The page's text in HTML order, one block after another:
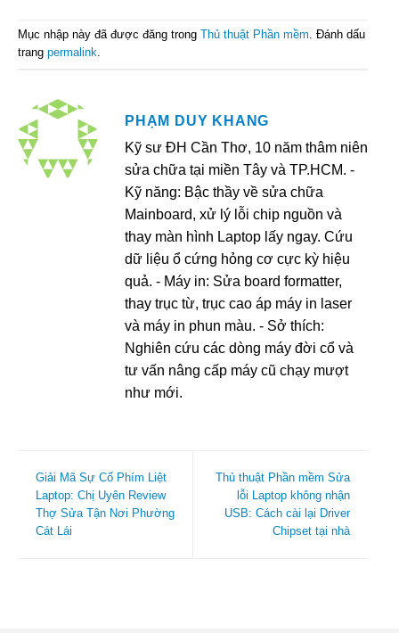
Mục nhập này đã được đăng trong Thủ thuật Phần mềm . Đánh dấu
trang permalink
PHẠM DUY KHANG
Kỹ sư ĐH Cần Thơ, 10 năm thâm niên
sửa chữa tại miền Tây và TP.HCM. -
Kỹ năng: Bậc thầy về sửa chữa
Mainboard, xử lý lỗi chip nguồn và
thay màn hình Laptop lấy ngay. Cứu
dữ liệu ổ cứng hỏng cơ cực kỳ hiệu
quả. - Máy in: Sửa board formatter,
thay trục từ, trục cao áp máy in laser
và máy in phun màu. - Sở thích:
Nghiên cứu các dòng máy đời cổ và
tư vấn nâng cấp máy cũ chạy mượt
như mới.
Giải Mã Sự Cố Phím Liệt
Laptop: Chị Uyên Review
Thợ Sửa Tận Nơi Phường
Cát Lái
Thủ thuật Phần mềm Sửa
lỗi Laptop không nhận
USB: Cách cài lại Driver
Chipset tại nhà